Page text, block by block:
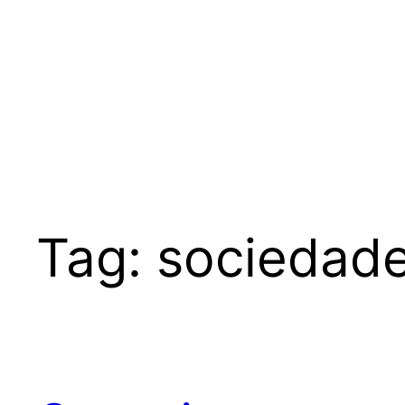
Tag: